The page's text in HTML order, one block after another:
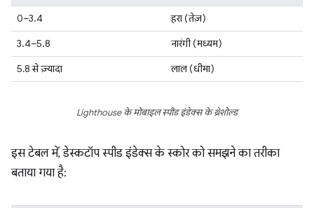
0–3.4
हरा (तेज़)
3.4–5.8
नारंगी (मध्यम)
5.8 से ज़्यादा
लाल (धीमा)
Lighthouse के मोबाइल स्पीड इंडेक्स के थ्रेशोल्ड
इस टेबल में, डेस्कटॉप स्पीड इंडेक्स के स्कोर को समझने का तरीका
बताया गया है: